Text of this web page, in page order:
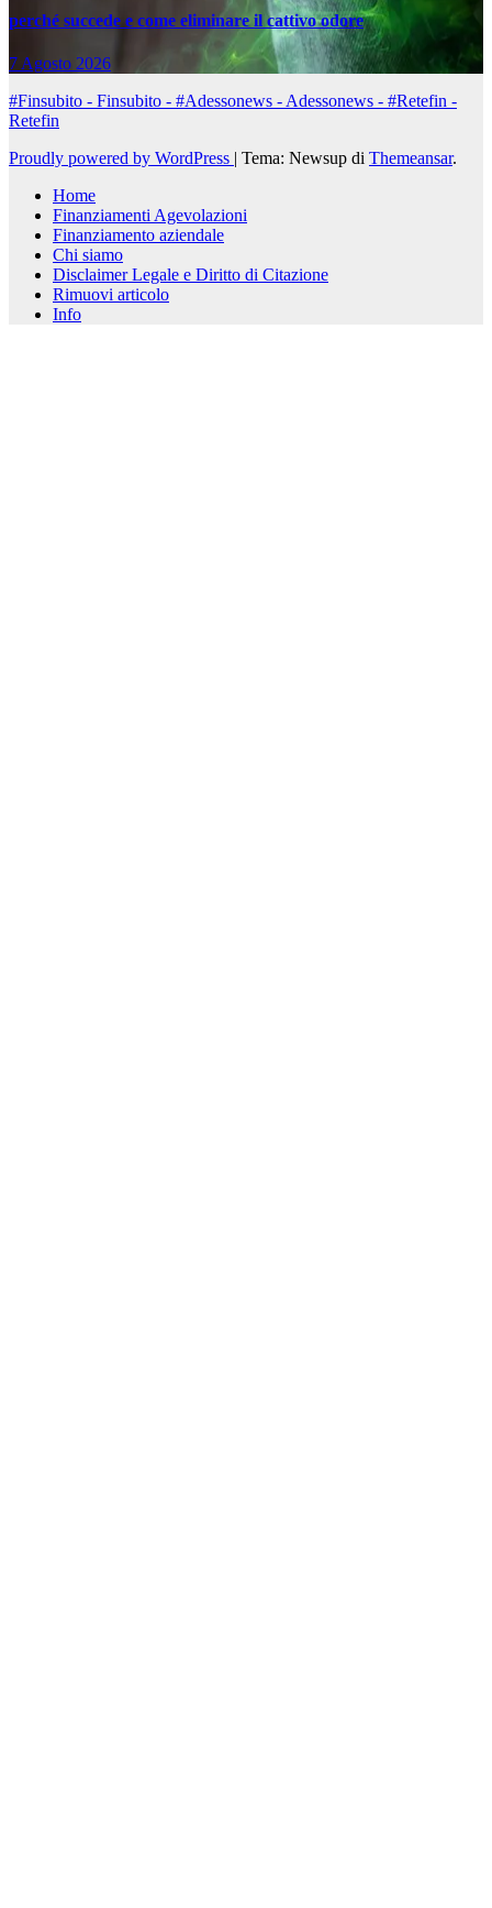
perché succede e come eliminare il cattivo odore
7 Agosto 2026
#Finsubito - Finsubito - #Adessonews - Adessonews - #Retefin -
Retefin
Proudly powered by WordPress | Tema: Newsup di Themeansar.
Home
Finanziamenti Agevolazioni
Finanziamento aziendale
Chi siamo
Disclaimer Legale e Diritto di Citazione
Rimuovi articolo
Info